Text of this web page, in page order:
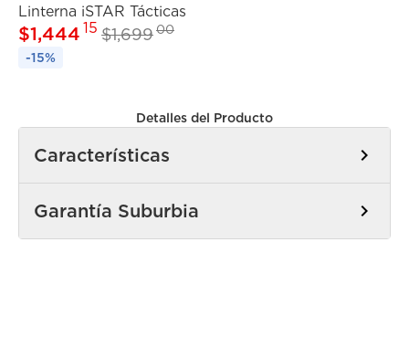
Linterna iSTAR Tácticas
$1,444 15 $1,69900
-15%
Detalles del Producto
Características chevron_right
Garantía Suburbia chevron_right